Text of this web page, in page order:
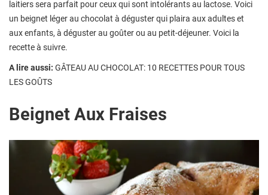
laitiers sera parfait pour ceux qui sont intolérants au lactose. Voici
un beignet léger au chocolat à déguster qui plaira aux adultes et
aux enfants, à déguster au goûter ou au petit-déjeuner. Voici la
recette à suivre.
A lire aussi: GÂTEAU AU CHOCOLAT: 10 RECETTES POUR TOUS
LES GOÛTS
Beignet Aux Fraises